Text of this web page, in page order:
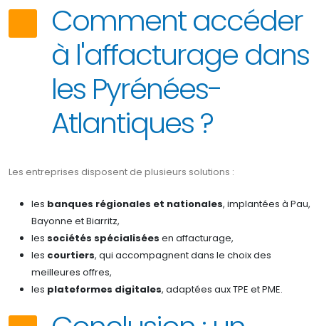
Comment accéder
à l'affacturage dans
les Pyrénées-
Atlantiques ?
Les entreprises disposent de plusieurs solutions :
les banques régionales et nationales, implantées à Pau,
Bayonne et Biarritz,
les sociétés spécialisées en affacturage,
les courtiers, qui accompagnent dans le choix des
meilleures offres,
les plateformes digitales, adaptées aux TPE et PME.